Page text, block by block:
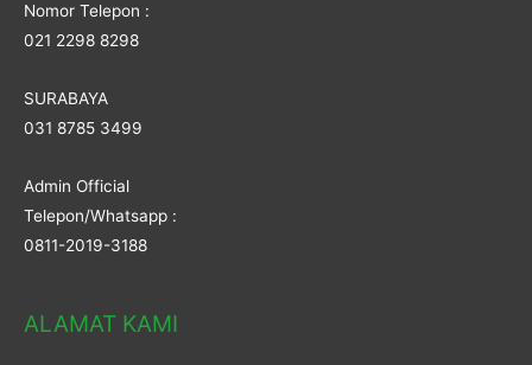
Nomor Telepon :
021 2298 8298
SURABAYA
031 8785 3499
Admin Official
Telepon/Whatsapp :
0811-2019-3188
ALAMAT KAMI